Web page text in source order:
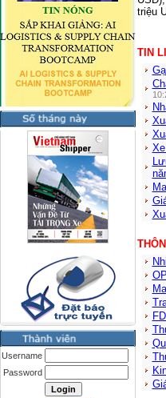
Username
Password
triệu
TIN